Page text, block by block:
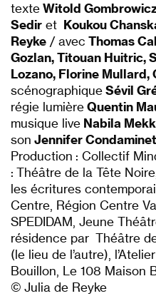
texteWitold
Sedir et Koukou
Reyke / avec Thomas
Gozlan, Titouan Huitric,
Lozano, Florine Mullard,
scénographiqueSévil
régie lumièreQuentin
musique live Nabila
son Jennifer Condaminet
Production : Collectif
: Théâtre de la Tête
les écritures
Centre, Région Centre
SPEDIDAM, Jeune
résidence par Théâtre
(le lieu de l’autre),
Bouillon, Le 108 Maison
© Julia de Reyke